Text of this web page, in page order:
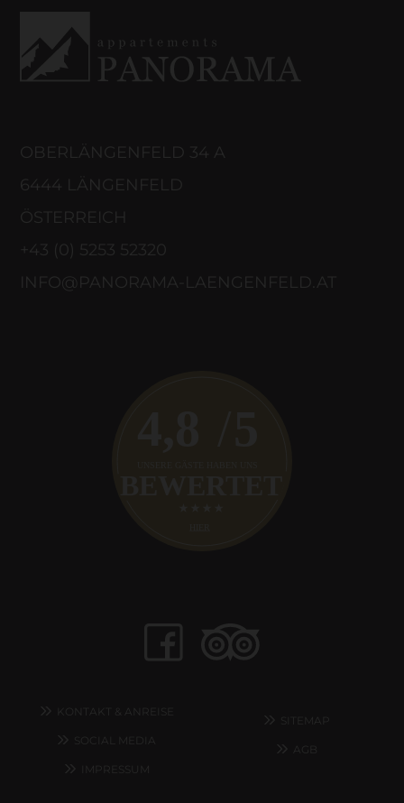
OBERLÄNGENFELD 34 A
6444 LÄNGENFELD
ÖSTERREICH
+43 (0) 5253 52320
INFO@PANORAMA-LAENGENFELD.AT
KONTAKT & ANREISE
SOCIAL MEDIA
IMPRESSUM
SITEMAP
AGB